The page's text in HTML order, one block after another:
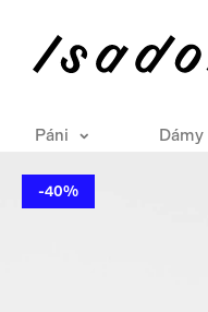
Páni Dámy
-40%